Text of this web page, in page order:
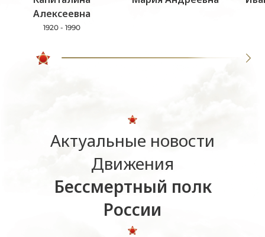
Алексеевна
1920 - 1990
Актуальные новости
Движения
Бессмертный полк
России